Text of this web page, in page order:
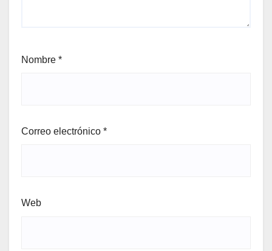
Nombre *
Correo electrónico *
Web